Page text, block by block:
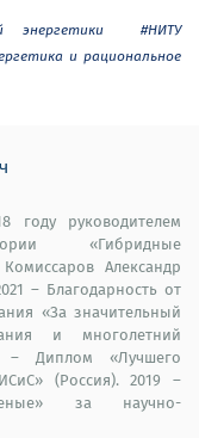
энергетики
#НИТУ
и рациональное
году руководителем
«Гибридные
Александр
– Благодарность от
«За значительный
и многолетний
– Диплом «Лучшего
(Россия). 2019 –
за научно-